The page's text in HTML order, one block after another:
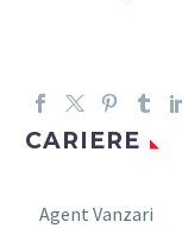
CARIERE
Agent Vanzari